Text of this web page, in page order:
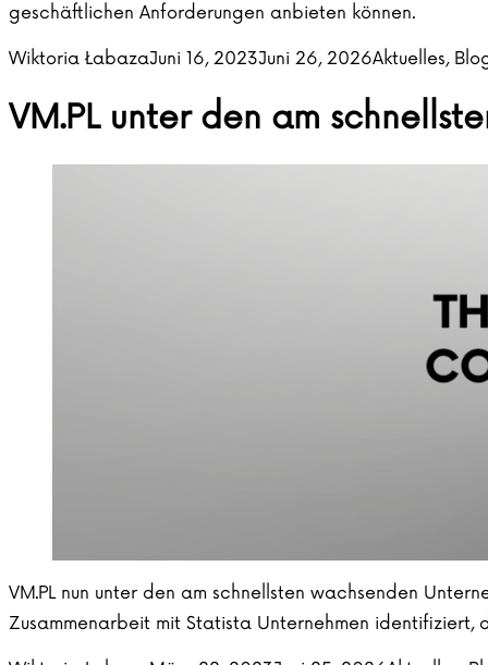
geschäftlichen Anforderungen anbieten können.
Posted by
Wiktoria ŁabazaJuni 16, 2023Juni 26, 2026Posted in
Aktuelles,
VM.PL unter den am
VM.PL nun unter den am schnellsten wachsenden
Zusammenarbeit mit Statista Unternehmen identifiziert,